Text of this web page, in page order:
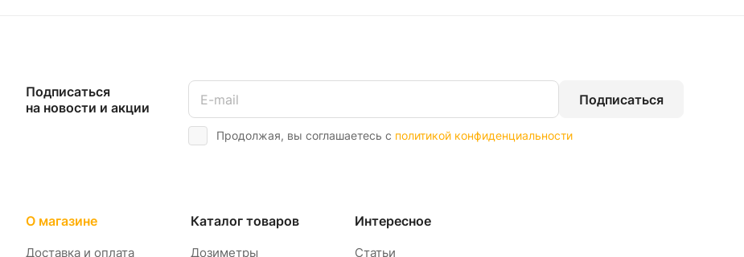
Подписаться
на новости и акции
Подписаться
Продолжая, вы соглашаетесь с политикой конфиденциальности
О магазине
Доставка и оплата
Каталог товаров
Дозиметры
Интересное
Статьи